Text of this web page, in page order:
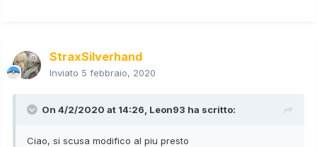
StraxSilverhand
Inviato 5 febbraio, 2020
On 4/2/2020 at 14:26, Leon93 ha scritto:
Ciao, si scusa modifico al piu presto